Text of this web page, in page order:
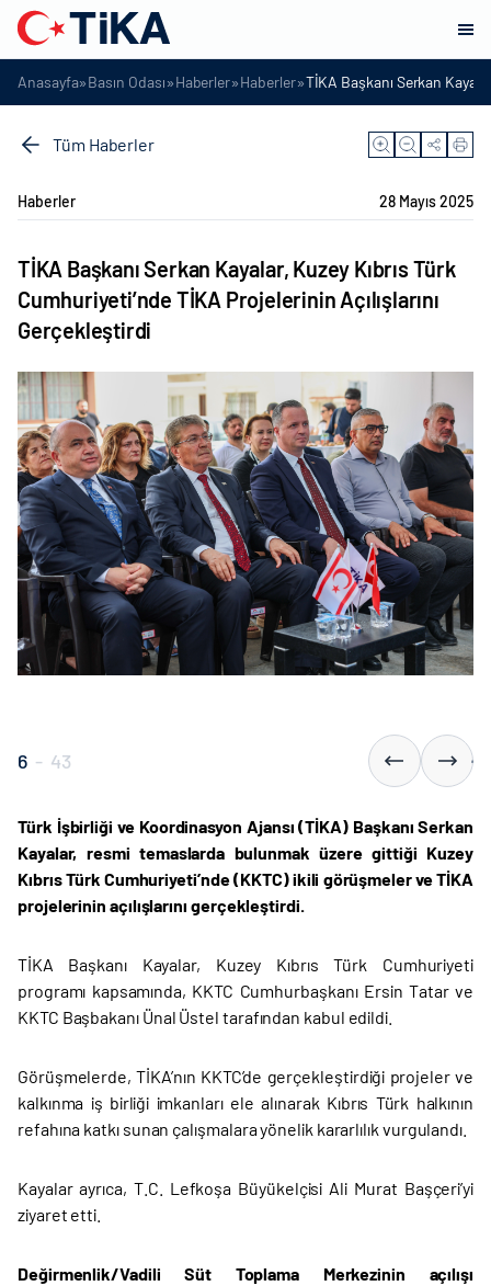
Anasayfa»Basın Odası»Haberler»Haberler»TİKA Başkanı Serkan
Tüm Haberler
Haberler 28 Mayıs 2025
TİKA Başkanı Serkan Kayalar, Kuzey Kıbrıs Türk
Cumhuriyeti’nde TİKA Projelerinin Açılışlarını
Gerçekleştirdi
6 - 43
Türk İşbirliği ve Koordinasyon Ajansı (TİKA) Başkanı Serkan
Kayalar, resmi temaslarda bulunmak üzere gittiği Kuzey
Kıbrıs Türk Cumhuriyeti’nde (KKTC) ikili görüşmeler ve TİKA
projelerinin açılışlarını gerçekleştirdi.
TİKA Başkanı Kayalar, Kuzey Kıbrıs Türk Cumhuriyeti
programı kapsamında, KKTC Cumhurbaşkanı Ersin Tatar ve
KKTC Başbakanı Ünal Üstel tarafından kabul edildi.
Görüşmelerde, TİKA’nın KKTC’de gerçekleştirdiği projeler ve
kalkınma iş birliği imkanları ele alınarak Kıbrıs Türk halkının
refahına katkı sunan çalışmalara yönelik kararlılık vurgulandı.
Kayalar ayrıca, T.C. Lefkoşa Büyükelçisi Ali Murat Başçeri’yi
ziyaret etti.
Değirmenlik/Vadili Süt Toplama Merkezinin açılışı